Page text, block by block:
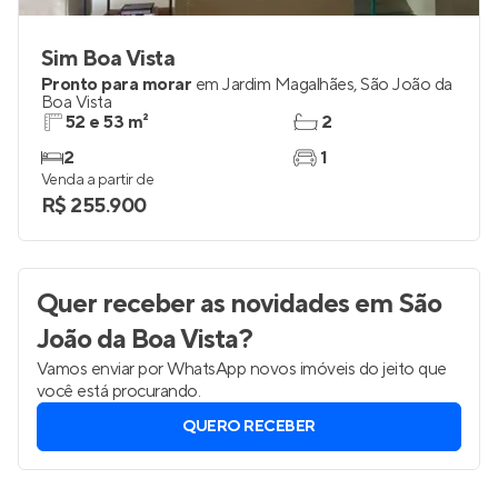
Sim Boa Vista
Pronto para morar em Jardim Magalhães,São João da
Boa Vista
52 e 53 m²
2
2
1
Venda a partir de
R$ 255.900
Quer receber as novidadesem São
João da Boa Vista?
Vamos enviar por WhatsApp novos imóveis do jeito que
você está procurando.
QUERO RECEBER